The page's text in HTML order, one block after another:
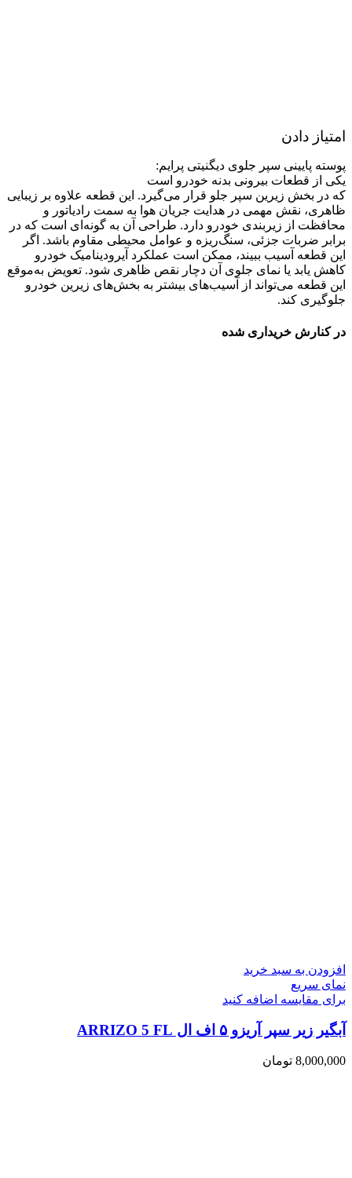
امتیاز دادن
پوسته پایینی سپر جلوی دیگنیتی پرایم:
یکی از قطعات بیرونی بدنه خودرو است
که در بخش زیرین سپر جلو قرار می‌گیرد. این قطعه علاوه بر زیبایی
ظاهری، نقش مهمی در هدایت جریان هوا به سمت رادیاتور و
محافظت از زیر‌بندی خودرو دارد. طراحی آن به گونه‌ای است که در
برابر ضربات جزئی، سنگ‌ریزه و عوامل محیطی مقاوم باشد. اگر
این قطعه آسیب ببیند، ممکن است عملکرد آیرودینامیک خودرو
کاهش یابد یا نمای جلوی آن دچار نقص ظاهری شود. تعویض به‌موقع
این قطعه می‌تواند از آسیب‌های بیشتر به بخش‌های زیرین خودرو
جلوگیری کند.
در کنارش خریداری شده
افزودن به سبد خرید
نمای سریع
برای مقایسه اضافه کنید
آبگیر زیر سپر آریزو ۵ اف ال ARRIZO 5 FL
8,000,000 تومان